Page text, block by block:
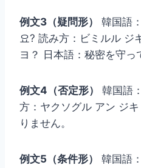
例文3（疑問形）
韓国語
요? 読み方：ビミルル ジ
ヨ？ 日本語：秘密を守っ
例文4（否定形）
韓国語
方：ヤクソグル アン ジ
りません。
例文5（条件形）
韓国語